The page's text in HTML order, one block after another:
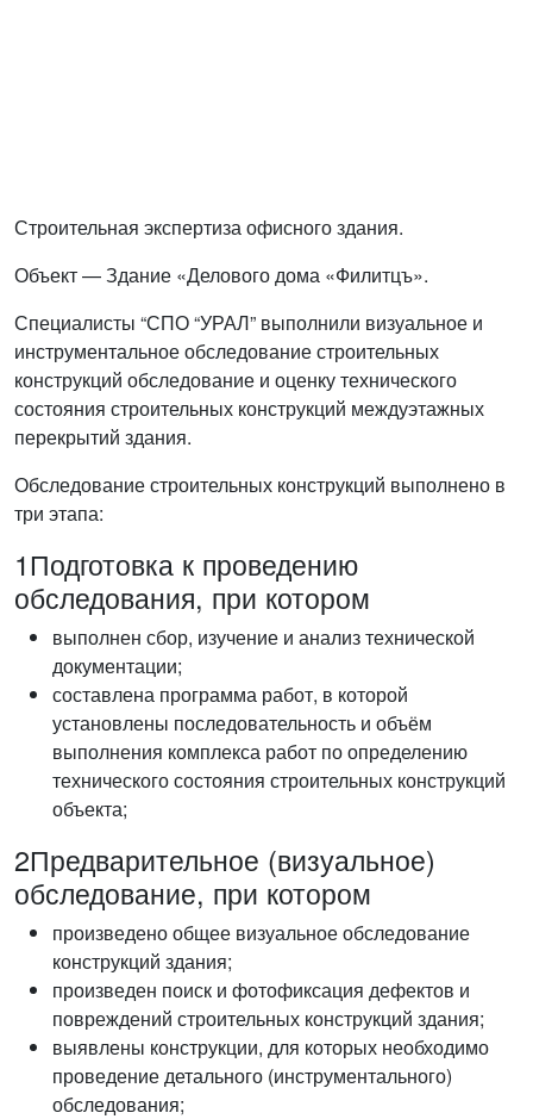
Строительная экспертиза офисного здания.
Объект — Здание «Делового дома «Филитцъ».
Специалисты “СПО “УРАЛ” выполнили визуальное и
инструментальное обследование строительных
конструкций обследование и оценку технического
состояния строительных конструкций междуэтажных
перекрытий здания.
Обследование строительных конструкций выполнено в
три этапа:
1Подготовка к проведению
обследования, при котором
выполнен сбор, изучение и анализ технической
документации;
составлена программа работ, в которой
установлены последовательность и объём
выполнения комплекса работ по определению
технического состояния строительных конструкций
объекта;
2Предварительное (визуальное)
обследование, при котором
произведено общее визуальное обследование
конструкций здания;
произведен поиск и фотофиксация дефектов и
повреждений строительных конструкций здания;
выявлены конструкции, для которых необходимо
проведение детального (инструментального)
обследования;